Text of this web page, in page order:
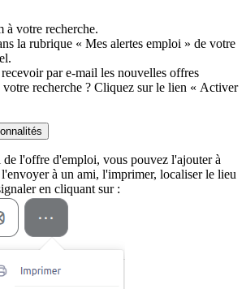
à votre recherche.
la rubrique « Mes alertes emploi » de votre
par e-mail les nouvelles offres
votre recherche ? Cliquez sur le lien « Activer
de l'offre d'emploi, vous pouvez l'ajouter à
à un ami, l'imprimer, localiser le lieu
en cliquant sur :